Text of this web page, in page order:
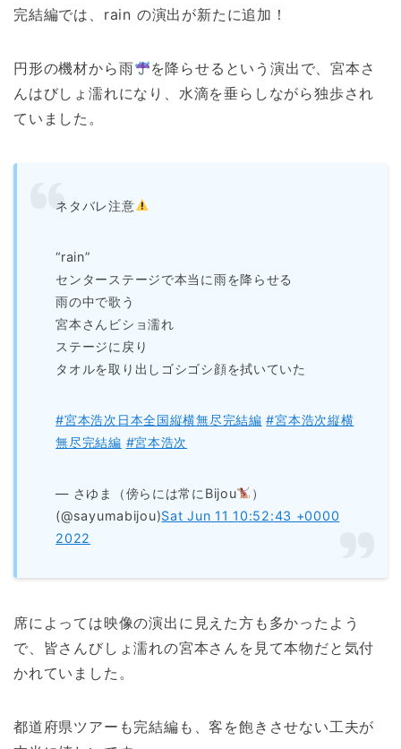
完結編では、rain の演出が新たに追加！
円形の機材から雨
を降らせるという演出で、宮本さ
んはびしょ濡れになり、水滴を垂らしながら独歩され
ていました。
ネタバレ注意
“rain”
センターステージで本当に雨を降らせる
雨の中で歌う
宮本さんビショ濡れ
ステージに戻り
タオルを取り出しゴシゴシ顔を拭いていた
#宮本浩次日本全国縦横無尽完結編 #宮本浩次縦横
無尽完結編 #宮本浩次
— さゆま（傍らには常にBijou
）
(@sayumabijou)Sat Jun 11 10:52:43 +0000
2022
席によっては映像の演出に見えた方も多かったよう
で、皆さんびしょ濡れの宮本さんを見て本物だと気付
かれていました。
都道府県ツアーも完結編も、客を飽きさせない工夫が